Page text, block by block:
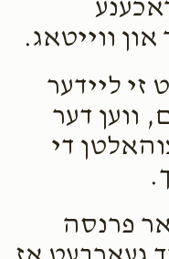
2 months ago
טוטווייטאג.
זי ליידער
ווען דער
די
פרנסה